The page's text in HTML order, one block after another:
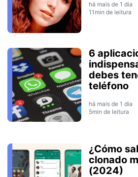
há mais de 1 dia
11min de leitura
6
debes
teléfono
há mais de 1 dia
5min de leitura
¿Cómo
clonado
(2024)